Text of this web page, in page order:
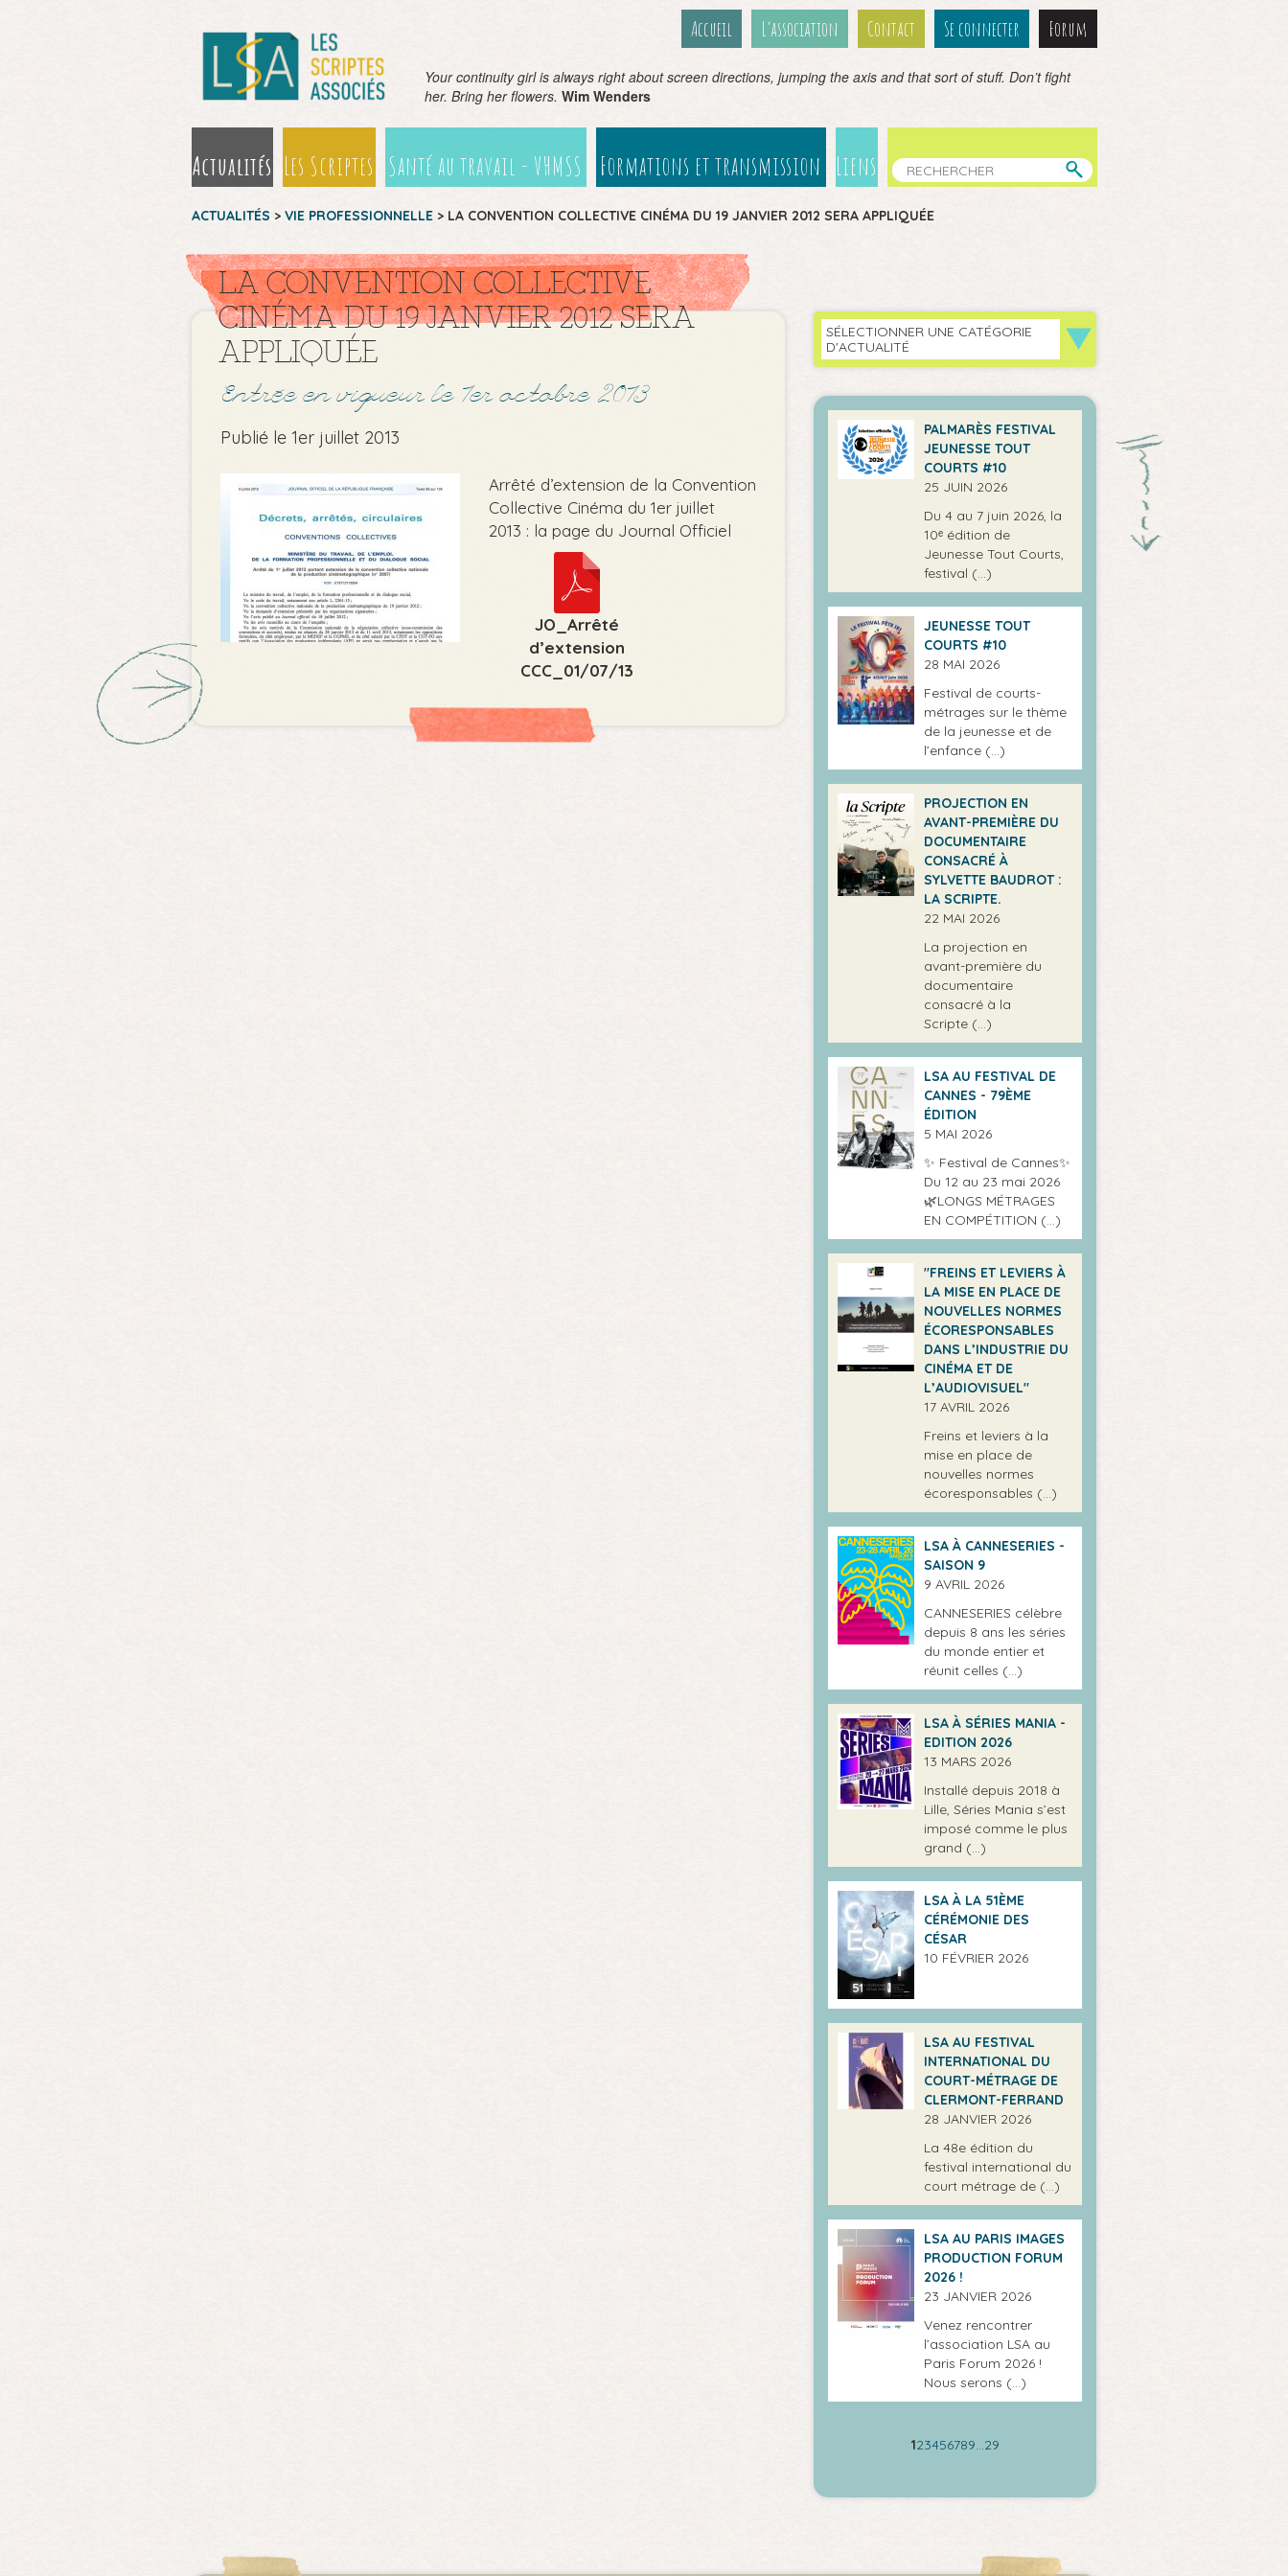
Accueil L’association Contact Se connecter Forum
Your continuity girl is always right about screen directions, jumping the axis and that sort of stuff. Don’t fight
her. Bring her flowers. Wim Wenders
Actualités Les Scriptes Santé au travail - VHMSS Formations et transmission Liens
ACTUALITÉS > VIE PROFESSIONNELLE> LA CONVENTION COLLECTIVE CINÉMA DU 19 JANVIER 2012 SERA APPLIQUÉE
LA CONVENTION COLLECTIVE
CINÉMA DU 19 JANVIER 2012 SERA
APPLIQUÉE
Entrée en vigueur le 1er octobre 2013
Publié le 1er juillet 2013
Arrêté d’extension de la Convention
Collective Cinéma du 1er juillet
2013 : la page du Journal Officiel
JO_Arrêté
d’extension
CCC_01/07/13
SÉLECTIONNER UNE CATÉGORIE
D'ACTUALITÉ
PALMARÈS FESTIVAL
JEUNESSE TOUT
COURTS #10
25 JUIN 2026
Du 4 au 7 juin 2026, la
10ᵉ édition de
Jeunesse Tout Courts,
festival (…)
JEUNESSE TOUT
COURTS #10
28 MAI 2026
Festival de courts-
métrages sur le thème
de la jeunesse et de
l’enfance (…)
PROJECTION EN
AVANT-PREMIÈRE DU
DOCUMENTAIRE
CONSACRÉ À
SYLVETTE BAUDROT :
LA SCRIPTE.
22 MAI 2026
La projection en
avant-première du
documentaire
consacré à la
Scripte (…)
LSA AU FESTIVAL DE
CANNES - 79ÈME
ÉDITION
5 MAI 2026
✨ Festival de Cannes✨
Du 12 au 23 mai 2026
🌿LONGS MÉTRAGES
EN COMPÉTITION (…)
"FREINS ET LEVIERS À
LA MISE EN PLACE DE
NOUVELLES NORMES
ÉCORESPONSABLES
DANS L’INDUSTRIE DU
CINÉMA ET DE
L’AUDIOVISUEL"
17 AVRIL 2026
Freins et leviers à la
mise en place de
nouvelles normes
écoresponsables (…)
LSA À CANNESERIES -
SAISON 9
9 AVRIL 2026
CANNESERIES célèbre
depuis 8 ans les séries
du monde entier et
réunit celles (…)
LSA À SÉRIES MANIA -
EDITION 2026
13 MARS 2026
Installé depuis 2018 à
Lille, Séries Mania s’est
imposé comme le plus
grand (…)
LSA À LA 51ÈME
CÉRÉMONIE DES
CÉSAR
10 FÉVRIER 2026
LSA AU FESTIVAL
INTERNATIONAL DU
COURT-MÉTRAGE DE
CLERMONT-FERRAND
28 JANVIER 2026
La 48e édition du
festival international du
court métrage de (…)
LSA AU PARIS IMAGES
PRODUCTION FORUM
2026 !
23 JANVIER 2026
Venez rencontrer
l’association LSA au
Paris Forum 2026 !
Nous serons (…)
123456789…29